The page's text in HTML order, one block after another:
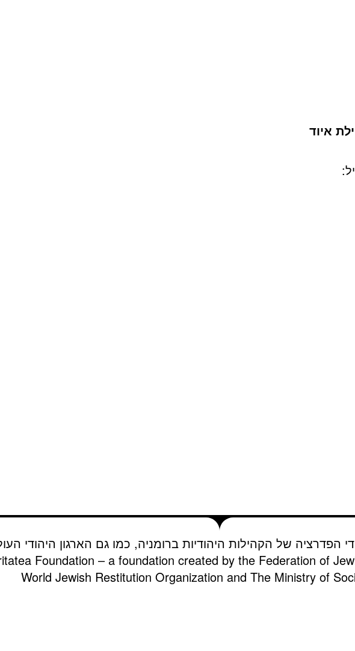
איוד
הפדרציה של הקהילות היהודיות ברומניה, כמו גם הארגון היהודי
Foundation – a foundation created by the Federation of
World Jewish Restitution Organization and The Ministry of